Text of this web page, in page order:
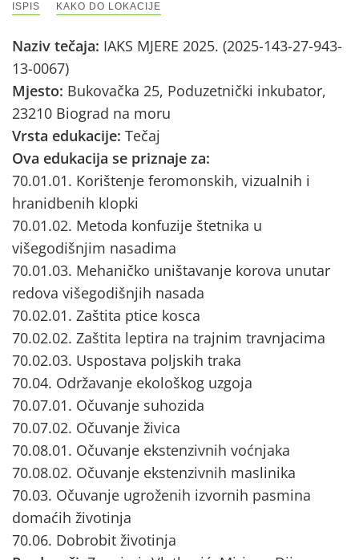
ISPIS KAKO DO LOKACIJE
Naziv tečaja: IAKS MJERE 2025. (2025-143-27-943-
13-0067)
Mjesto: Bukovačka 25, Poduzetnički inkubator,
23210 Biograd na moru
Vrsta edukacije: Tečaj
Ova edukacija se priznaje za:
70.01.01. Korištenje feromonskih, vizualnih i
hranidbenih klopki
70.01.02. Metoda konfuzije štetnika u
višegodišnjim nasadima
70.01.03. Mehaničko uništavanje korova unutar
redova višegodišnjih nasada
70.02.01. Zaštita ptice kosca
70.02.02. Zaštita leptira na trajnim travnjacima
70.02.03. Uspostava poljskih traka
70.04. Održavanje ekološkog uzgoja
70.07.01. Očuvanje suhozida
70.07.02. Očuvanje živica
70.08.01. Očuvanje ekstenzivnih voćnjaka
70.08.02. Očuvanje ekstenzivnih maslinika
70.03. Očuvanje ugroženih izvornih pasmina
domaćih životinja
70.06. Dobrobit životinja